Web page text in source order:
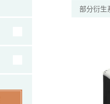
部分衍生